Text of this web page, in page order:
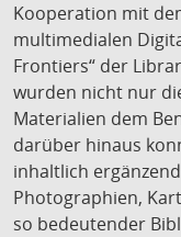
Kooperation mit
multimedialen
Frontiers“ der
wurden nicht nur
Materialien dem
darüber hinaus
inhaltlich
Photographien,
so bedeutender